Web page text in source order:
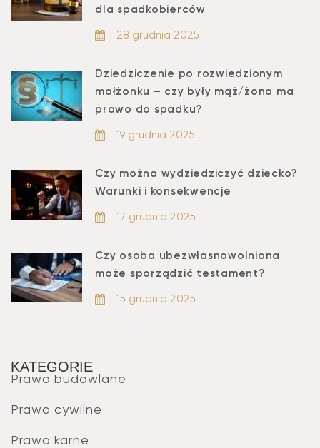
dla spadkobierców
28 grudnia 2025
Dziedziczenie po rozwiedzionym
małżonku – czy były mąż/żona ma
prawo do spadku?
19 grudnia 2025
Czy można wydziedziczyć dziecko?
Warunki i konsekwencje
17 grudnia 2025
Czy osoba ubezwłasnowolniona
może sporządzić testament?
15 grudnia 2025
KATEGORIE
Prawo budowlane
Prawo cywilne
Prawo karne